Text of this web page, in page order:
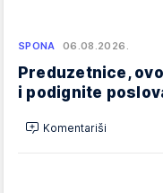
SPONA 06.08.2026.
Preduzetnice,
i podignite
Komentariši